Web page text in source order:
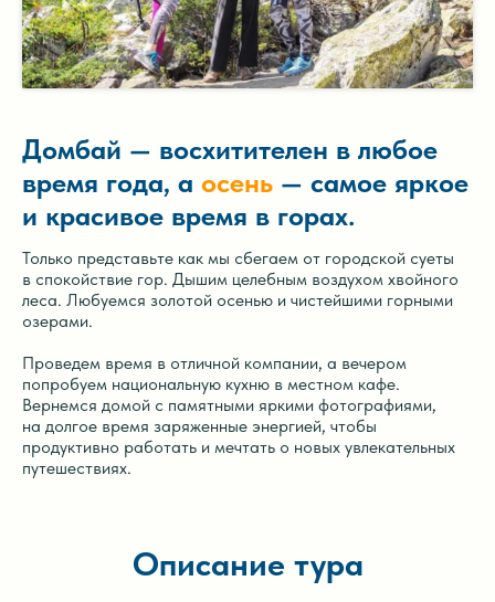
Домбай — восхитителен в любое
время года, а осень — самое яркое
и красивое время в горах.
Только представьте как мы сбегаем от городской суеты
в спокойствие гор. Дышим целебным воздухом хвойного
леса. Любуемся золотой осенью и чистейшими горными
озерами.
Проведем время в отличной компании, а вечером
попробуем национальную кухню в местном кафе.
Вернемся домой с памятными яркими фотографиями,
на долгое время заряженные энергией, чтобы
продуктивно работать и мечтать о новых увлекательных
путешествиях.
Описание тура